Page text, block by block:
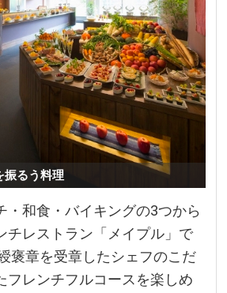
振るう料理
・和食・バイキングの3つから
チレストラン「メイプル」で
褒章を受章したシェフのこだ
フレンチフルコースを楽しめ